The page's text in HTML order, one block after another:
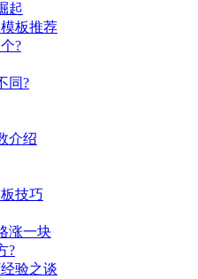
起
板推荐
?
同?
介绍
技巧
涨一块
?
验之谈